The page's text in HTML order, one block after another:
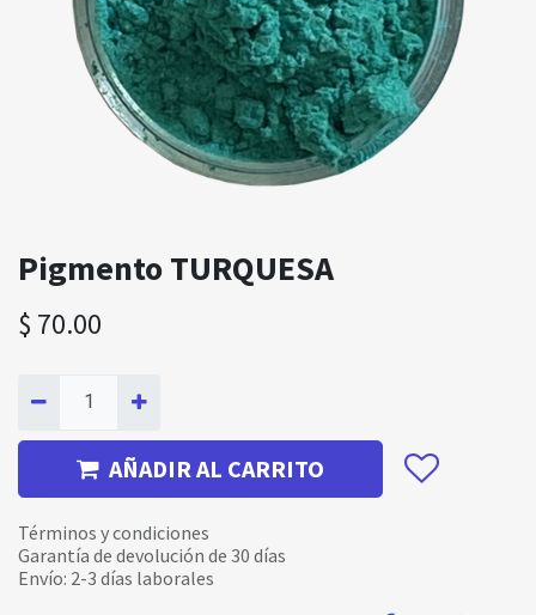
Pigmento TURQUESA
$ 70.00
AÑADIR AL CARRITO
Términos y condiciones
Garantía de devolución de 30 días
Envío: 2-3 días laborales